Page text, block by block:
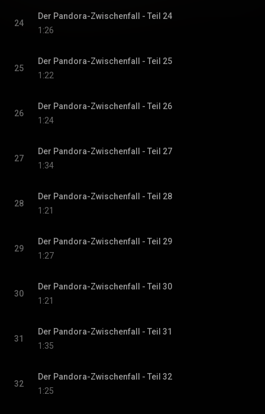
24
Der Pandora-Zwischenfall - Teil 24
1:26
25
Der Pandora-Zwischenfall - Teil 25
1:22
26
Der Pandora-Zwischenfall - Teil 26
1:24
27
Der Pandora-Zwischenfall - Teil 27
1:34
28
Der Pandora-Zwischenfall - Teil 28
1:21
29
Der Pandora-Zwischenfall - Teil 29
1:27
30
Der Pandora-Zwischenfall - Teil 30
1:21
31
Der Pandora-Zwischenfall - Teil 31
1:35
32
Der Pandora-Zwischenfall - Teil 32
1:25